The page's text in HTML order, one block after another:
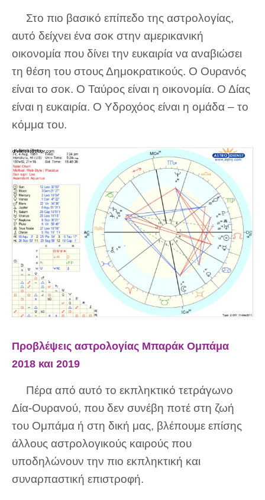
Στο πιο βασικό επίπεδο της αστρολογίας,
αυτό δείχνει ένα σοκ στην αμερικανική
οικονομία που δίνει την ευκαιρία να αναβιώσει
τη θέση του στους Δημοκρατικούς. Ο Ουρανός
είναι το σοκ. Ο Ταύρος είναι η οικονομία. Ο Δίας
είναι η ευκαιρία. Ο Υδροχόος είναι η ομάδα – το
κόμμα του.
Προβλέψεις αστρολογίας Μπαράκ Ομπάμα
2018 και 2019
Πέρα από αυτό το εκπληκτικό τετράγωνο
Δία-Ουρανού, που δεν συνέβη ποτέ στη ζωή
του Ομπάμα ή στη δική μας, βλέπουμε επίσης
άλλους αστρολογικούς καιρούς που
υποδηλώνουν την πιο εκπληκτική και
συναρπαστική επιστροφή.